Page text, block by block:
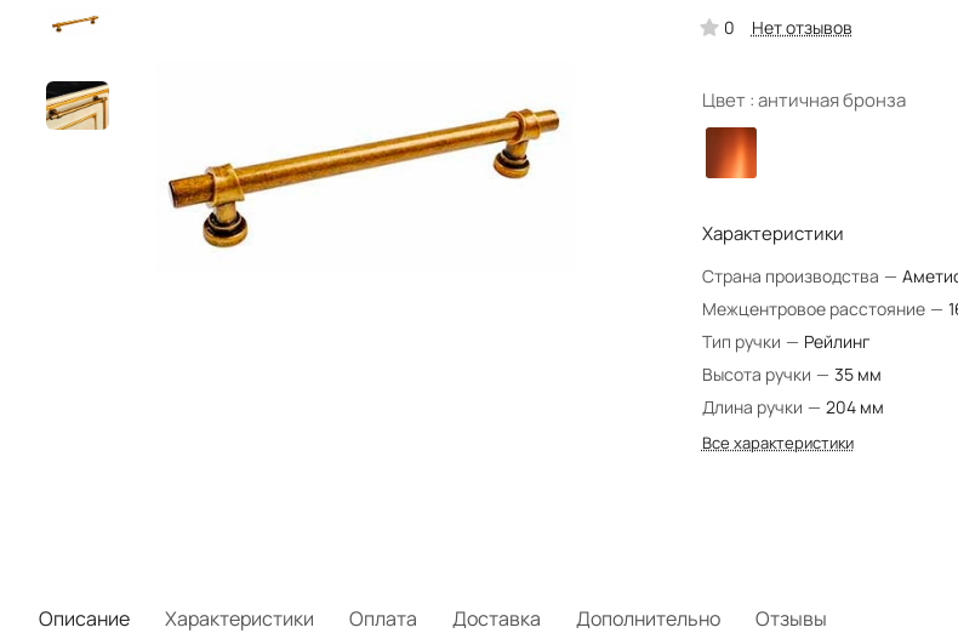
0 Нет отзывов
Цвет :античная бронза
Характеристики
Страна производства —
Межцентровое расстояние —
Тип ручки — Рейлинг
Высота ручки — 35 мм
Длина ручки — 204 мм
Все характеристики
Описание Характеристики Оплата Доставка Дополнительно Отзывы